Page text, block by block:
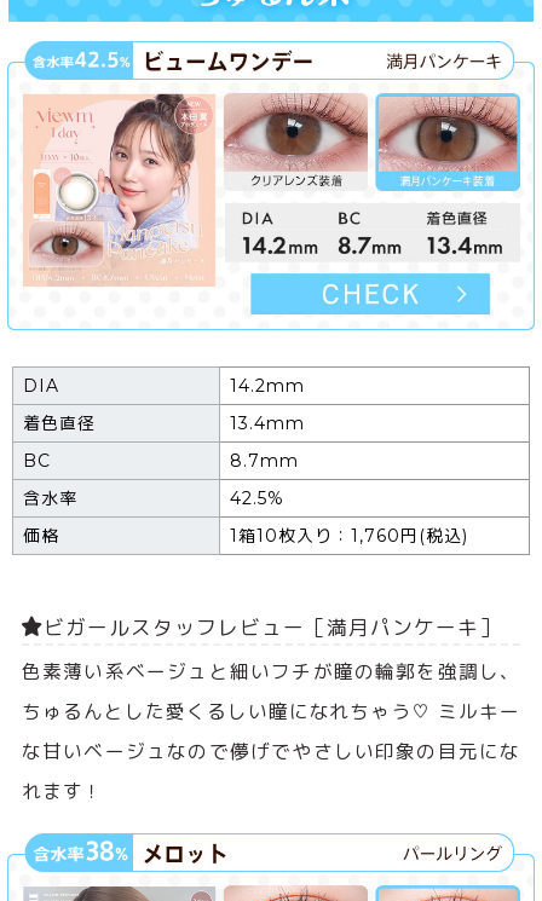
DIA
14.2mm
着色直径
13.4mm
BC
8.7mm
含水率
42.5%
価格
1箱10枚入り：1,760円(税込)
ビガールスタッフレビュー［満月パンケーキ］
色素薄い系ベージュと細いフチが瞳の輪郭を強調し、
ちゅるんとした愛くるしい瞳になれちゃう♡ ミルキー
な甘いベージュなので儚げでやさしい印象の目元にな
れます！